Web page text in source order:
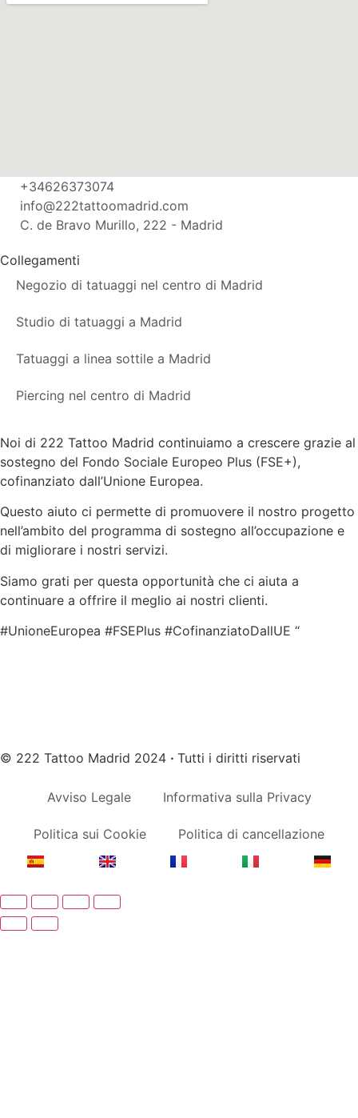
+34626373074
info@222tattoomadrid.com
C. de Bravo Murillo, 222 - Madrid
Collegamenti
Negozio di tatuaggi nel centro di Madrid
Studio di tatuaggi a Madrid
Tatuaggi a linea sottile a Madrid
Piercing nel centro di Madrid
Noi di 222 Tattoo Madrid continuiamo a crescere grazie al
sostegno del Fondo Sociale Europeo Plus (FSE+),
cofinanziato dall’Unione Europea.
Questo aiuto ci permette di promuovere il nostro progetto
nell’ambito del programma di sostegno all’occupazione e
di migliorare i nostri servizi.
Siamo grati per questa opportunità che ci aiuta a
continuare a offrire il meglio ai nostri clienti.
#UnioneEuropea #FSEPlus #CofinanziatoDallUE “
© 222 Tattoo Madrid 2024 · Tutti i diritti riservati
Avviso Legale Informativa sulla Privacy
Politica sui Cookie Politica di cancellazione